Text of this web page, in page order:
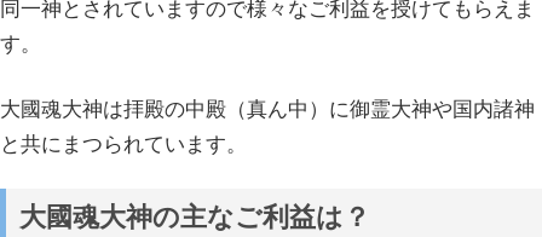
同一神とされていますので様々なご利益を授けてもらえま
す。
大國魂大神は拝殿の中殿（真ん中）に御霊大神や国内諸神
と共にまつられています。
大國魂大神の主なご利益は？